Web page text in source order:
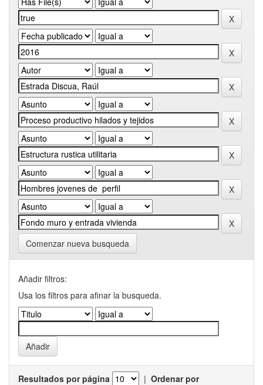
Comenzar nueva busqueda
Añadir filtros:
Usa los filtros para afinar la busqueda.
Resultados por página | Ordenar por